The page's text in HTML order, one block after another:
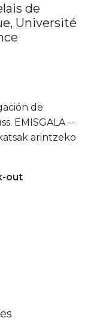
de
Université
de
EMISGALA --
arintzeko
out